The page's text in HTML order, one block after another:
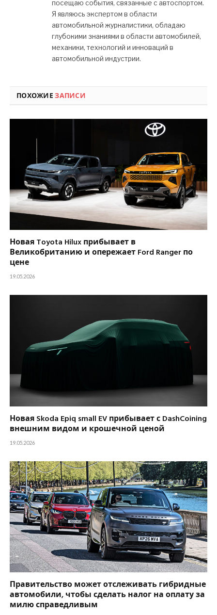
посещаю события, связанные с автоспортом.
Я являюсь экспертом в области
автомобильной журналистики, обладаю
глубокими знаниями в области автомобилей,
механики, технологий и инноваций в
автомобильной индустрии.
ПОХОЖИЕЗАПИСИ
Новая Toyota Hilux прибывает в
Великобританию и опережает Ford Ranger по
цене
19.05.2026
Новая Skoda Epiq small EV прибывает с DashCoining
внешним видом и крошечной ценой
19.05.2026
Правительство может отслеживать гибридные
автомобили, чтобы сделать налог на оплату за
милю справедливым